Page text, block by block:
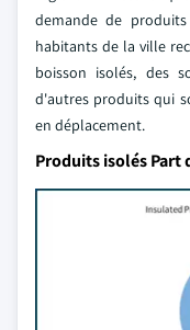
demande de
habitants de la ville
boisson isolés, des
d'autres produits qui
en déplacement.
Produits isolés Part